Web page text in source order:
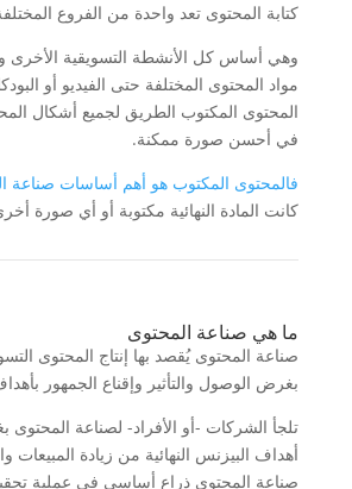
كتابة المحتوى تعد واحدة من الفروع
وهي أساس كل الأنشطة التسويقية
مواد المحتوى المختلفة حتى الفيديو أو
المحتوى المكتوب الطريق لجميع أشكال
في أحسن صورة ممكنة.
فالمحتوى المكتوب هو أهم أساسات صناعة
كانت المادة النهائية مكتوبة أو أي صورة
ما هي صناعة المحتوى
صناعة المحتوى يُقصد بها إنتاج المحتوى
بغرض الوصول والتأثير وإقناع الجمهور
تلجأ الشركات -أو الأفراد- لصناعة
أهداف البيزنس النهائية من زيادة المبيعات
صناعة المحتوى ذراع أساسي في عملية